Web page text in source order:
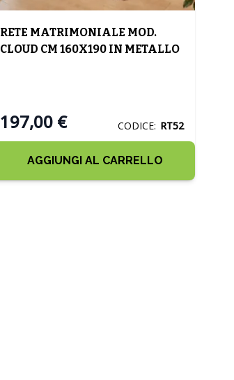
RETE MATRIMONIALE MOD.
CLOUD CM 160X190 IN METALLO
197,00 € CODICE: RT52
AGGIUNGI AL CARRELLO